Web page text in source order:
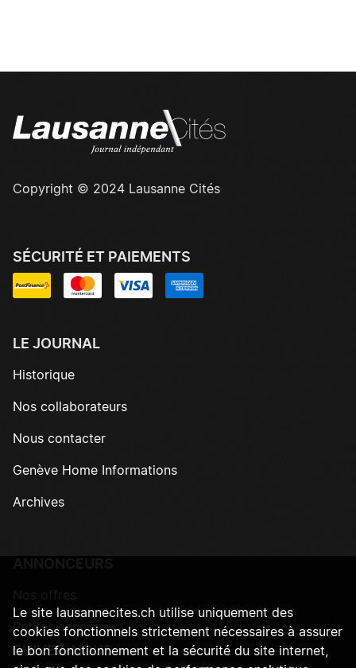
Copyright © 2024 Lausanne Cités
SÉCURITÉ ET PAIEMENTS
LE JOURNAL
Historique
Nos collaborateurs
Nous contacter
Genève Home Informations
Archives
Petites annonces
SUIVEZ-NOUS
Le site lausannecites.ch utilise uniquement des
cookies fonctionnels strictement nécessaires à assurer
le bon fonctionnement et la sécurité du site internet,